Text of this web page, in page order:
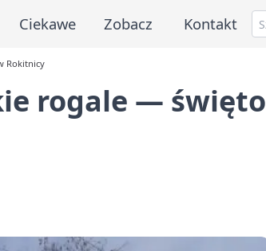
Ciekawe Zobacz Kontakt
Rokitnicy
rogale — święto